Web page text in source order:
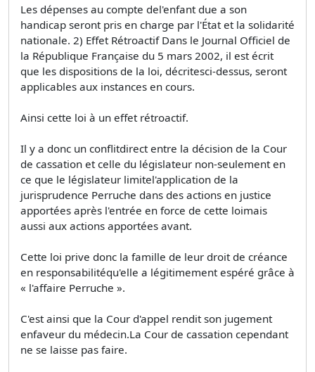
Les dépenses au compte del'enfant due a son
handicap seront pris en charge par l'État et la solidarité
nationale. 2) Effet Rétroactif Dans le Journal Officiel de
la République Française du 5 mars 2002, il est écrit
que les dispositions de la loi, décritesci-dessus, seront
applicables aux instances en cours.
Ainsi cette loi à un effet rétroactif.
Il y a donc un conflitdirect entre la décision de la Cour
de cassation et celle du législateur non-seulement en
ce que le législateur limitel'application de la
jurisprudence Perruche dans des actions en justice
apportées après l'entrée en force de cette loimais
aussi aux actions apportées avant.
Cette loi prive donc la famille de leur droit de créance
en responsabilitéqu'elle a légitimement espéré grâce à
« l'affaire Perruche ».
C'est ainsi que la Cour d'appel rendit son jugement
enfaveur du médecin.La Cour de cassation cependant
ne se laisse pas faire.